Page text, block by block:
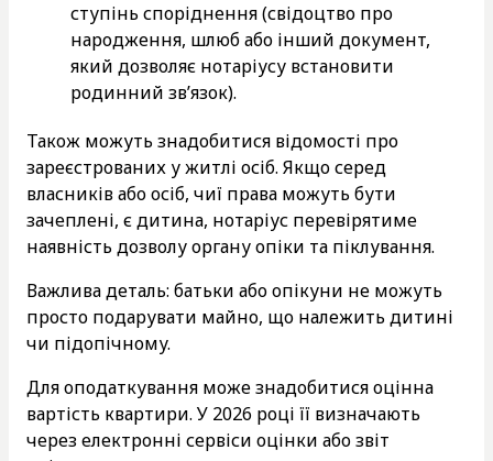
ступінь споріднення (свідоцтво про
народження, шлюб або інший документ,
який дозволяє нотаріусу встановити
родинний зв’язок).
Також можуть знадобитися відомості про
зареєстрованих у житлі осіб. Якщо серед
власників або осіб, чиї права можуть бути
зачеплені, є дитина, нотаріус перевірятиме
наявність дозволу органу опіки та піклування.
Важлива деталь: батьки або опікуни не можуть
просто подарувати майно, що належить дитині
чи підопічному.
Для оподаткування може знадобитися оцінна
вартість квартири. У 2026 році її визначають
через електронні сервіси оцінки або звіт